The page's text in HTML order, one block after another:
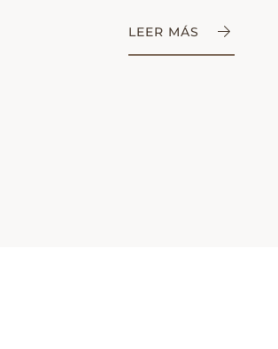
LEER MÁS